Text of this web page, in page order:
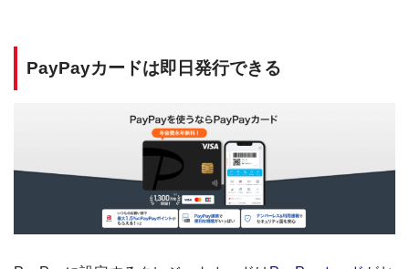
PayPayカードは即日発行できる